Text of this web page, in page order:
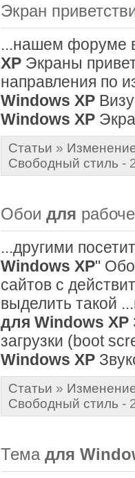
Экран
...нашем форуме
XP Экраны
направления по
Windows XP
Windows XP
Статьи »
Свободный стиль -
Обои для
...другими
Windows XP"
сайтов с
выделить такой
для Windows XP
загрузки (boot
Windows XP
Статьи »
Свободный стиль -
Тема для